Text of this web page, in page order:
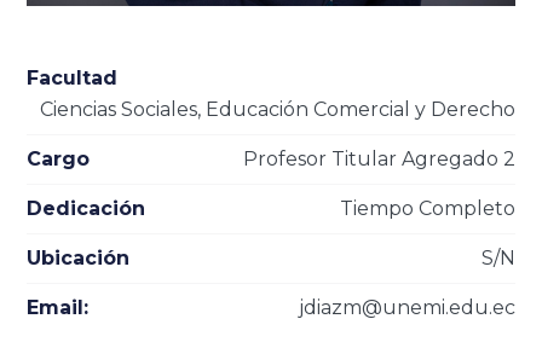
Facultad
Ciencias Sociales, Educación Comercial y Derecho
Cargo Profesor Titular Agregado 2
Dedicación Tiempo Completo
Ubicación S/N
Email: jdiazm@unemi.edu.ec